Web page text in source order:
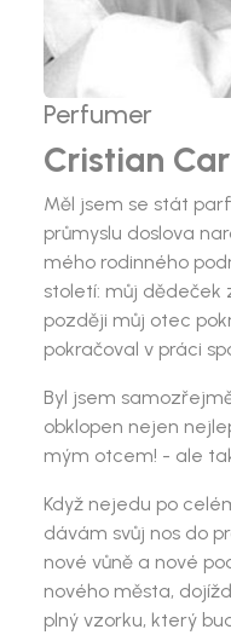
Perfumer
Cristian
Měl jsem se stát
průmyslu doslova
mého rodinného
století: můj dědeček
později můj otec
pokračoval v práci
Byl jsem
obklopen nejen
mým otcem! - ale
Když nejedu po
dávám svůj nos do
nové vůně a nové
nového města,
plný vzorku, který